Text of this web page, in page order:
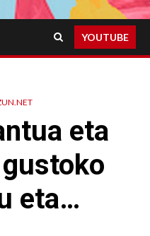
YOUTUBE
eta
eta…